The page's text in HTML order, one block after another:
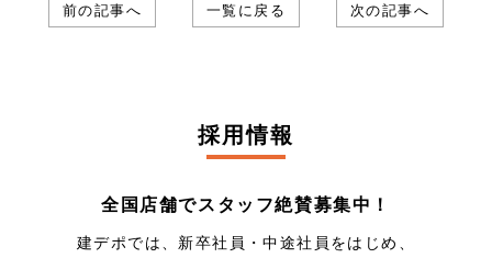
前の記事へ 一覧に戻る 次の記事へ
採用情報
全国店舗でスタッフ絶賛募集中！
建デポでは、新卒社員・中途社員をはじめ、